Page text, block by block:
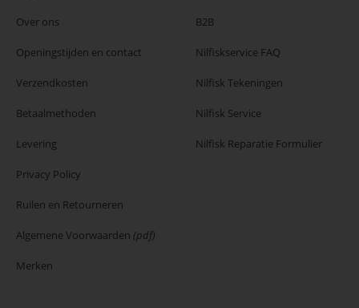
Over ons
Openingstijden en contact
Verzendkosten
Betaalmethoden
Levering
Privacy Policy
Ruilen en Retourneren
Algemene Voorwaarden (pdf)
Merken
B2B
Nilfiskservice FAQ
Nilfisk Tekeningen
Nilfisk Service
Nilfisk Reparatie Formulier